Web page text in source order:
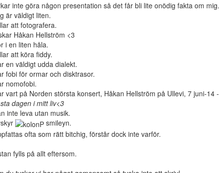
inte göra någon presentation så det får bli lite onödig fakta om mig.
är väldigt liten.
att fotografera.
Håkan Hellström <3
i en liten håla.
att köra fiddy.
en väldigt udda dialekt.
fobi för ormar och disktrasor.
nomofobi.
vart på Norden största konsert, Håkan Hellström på Ullevi, 7 juni-14 -
dagen i mitt liv<3
inte leva utan musik.
smileyn.
ofta som rätt bitchig, förstår dock inte varför.
fylls på allt eftersom.